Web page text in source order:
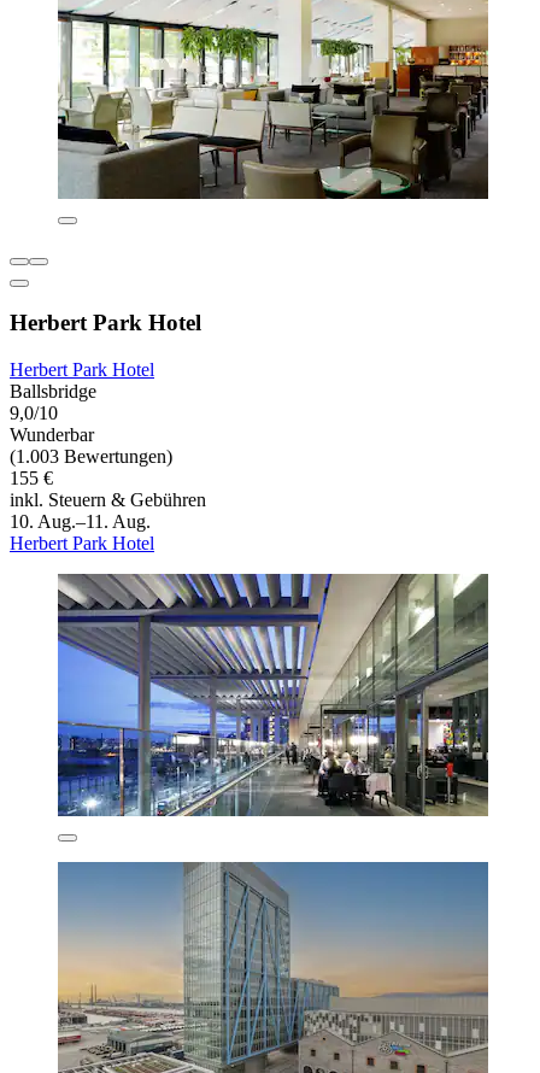
Herbert Park Hotel
Herbert Park Hotel
Ballsbridge
9,0/10
Wunderbar
(1.003 Bewertungen)
155 €
inkl. Steuern & Gebühren
10. Aug.–11. Aug.
Herbert Park Hotel